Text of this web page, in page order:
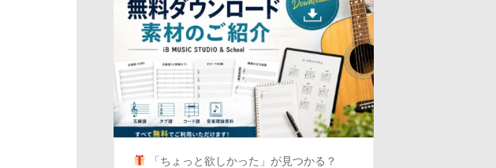
「ちょっと欲しかった」が見つかる？